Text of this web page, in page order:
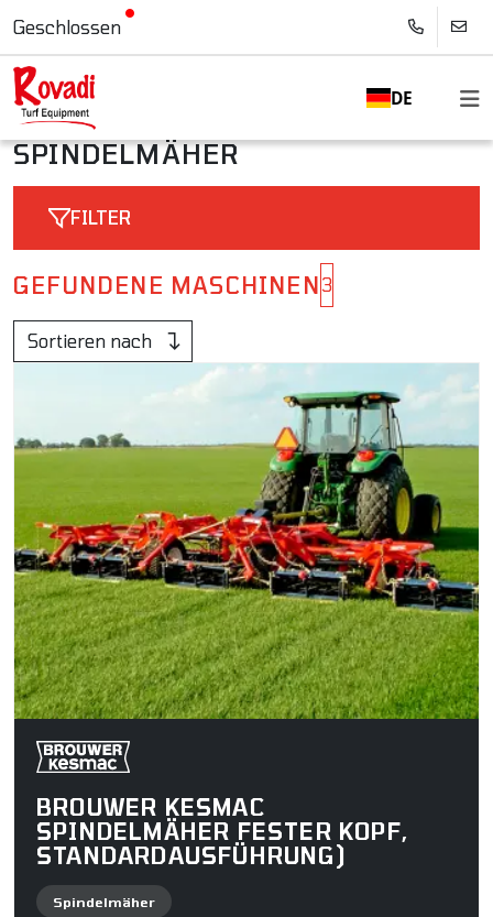
Geschlossen
DE
SPINDELMÄHER
FILTER
GEFUNDENE MASCHINEN3
BROUWER KESMAC
SPINDELMÄHER FESTER KOPF,
STANDARDAUSFÜHRUNG)
Spindelmäher